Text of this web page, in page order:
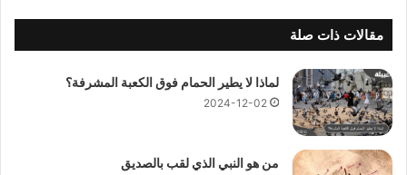
مقالات ذات صلة
لماذا لا يطير الحمام فوق الكعبة المشرفة؟
2024-12-02
من هو النبي الذي لقب بالصديق